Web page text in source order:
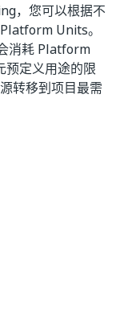
，您可以根据不
Units。
消耗 Platform
预定义用途的限
转移到项目最需